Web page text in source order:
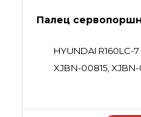
Палец
HYUNDAI R160LC-7
XJBN-00815,